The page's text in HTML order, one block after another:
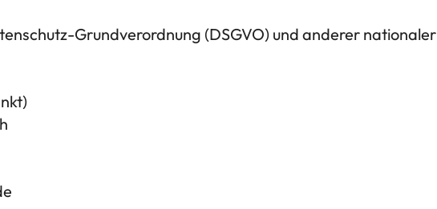
Grundverordnung (DSGVO) und anderer nationaler